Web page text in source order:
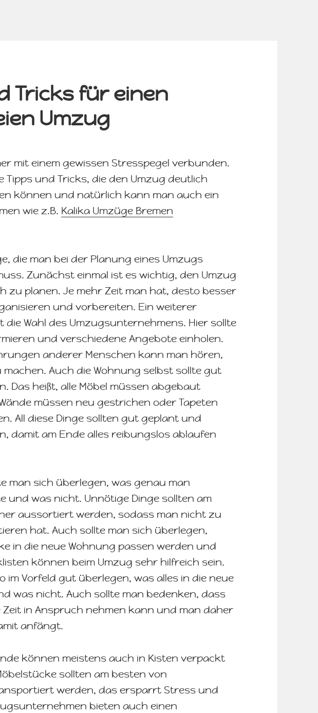
Tricks für einen
Umzug
mit einem gewissen Stresspegel verbunden.
Tipps und Tricks, die den Umzug deutlich
können und natürlich kann man auch ein
wie z.B. Kalika Umzüge Bremen
die man bei der Planung eines Umzugs
Zunächst einmal ist es wichtig, den Umzug
zu planen. Je mehr Zeit man hat, desto besser
und vorbereiten. Ein weiterer
Wahl des Umzugsunternehmens. Hier sollte
und verschiedene Angebote einholen.
anderer Menschen kann man hören,
machen. Auch die Wohnung selbst sollte gut
Das heißt, alle Möbel müssen abgebaut
müssen neu gestrichen oder Tapeten
All diese Dinge sollten gut geplant und
damit am Ende alles reibungslos ablaufen
man sich überlegen, was genau man
und was nicht. Unnötige Dinge sollten am
aussortiert werden, sodass man nicht zu
hat. Auch sollte man sich überlegen,
in die neue Wohnung passen werden und
können beim Umzug sehr hilfreich sein.
im Vorfeld gut überlegen, was alles in die neue
was nicht. Auch sollte man bedenken, dass
Zeit in Anspruch nehmen kann und man daher
anfängt.
können meistens auch in Kisten verpackt
sollten am besten von
werden, das ersparrt Stress und
bieten auch einen